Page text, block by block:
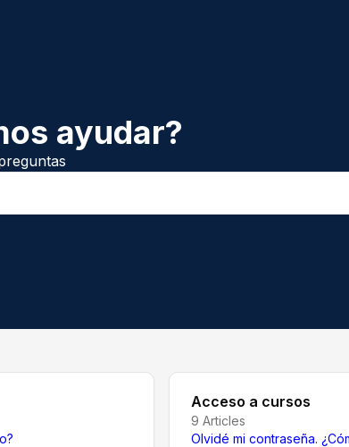
ayudar?
Acceso a cursos
9 Articles
Olvidé mi contraseña.